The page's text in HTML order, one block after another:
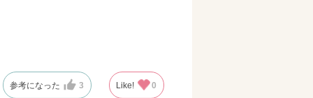
参考になった 3 Like! 0